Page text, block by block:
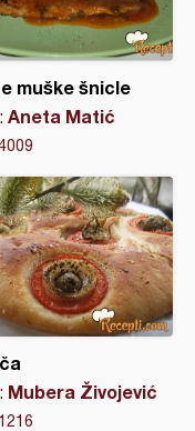
muške šnicle
Aneta Matić
Mubera Živojević